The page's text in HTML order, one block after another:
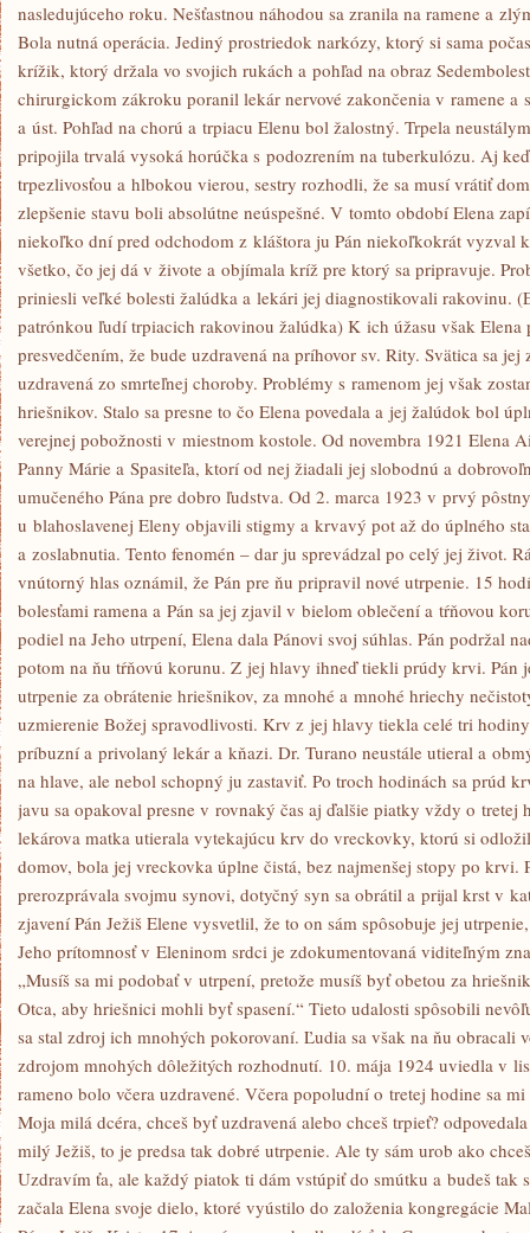
nasledujúceho roku. Nešťastnou náhodou sa zranila na ramene a
Bola nutná operácia. Jediný prostriedok narkózy, ktorý si sama
krížik, ktorý držala vo svojich rukách a pohľad na obraz
chirurgickom zákroku poranil lekár nervové zakončenia v ramene
a úst. Pohľad na chorú a trpiacu Elenu bol žalostný. Trpela
pripojila trvalá vysoká horúčka s podozrením na tuberkulózu. Aj
trpezlivosťou a hlbokou vierou, sestry rozhodli, že sa musí vrátiť
zlepšenie stavu boli absolútne neúspešné. V tomto období Elena
niekoľko dní pred odchodom z kláštora ju Pán niekoľkokrát vyzval
všetko, čo jej dá v živote a objímala kríž pre ktorý sa pripravuje.
priniesli veľké bolesti žalúdka a lekári jej diagnostikovali rakovinu.
patrónkou ľudí trpiacich rakovinou žalúdka) K ich úžasu však Elena
presvedčením, že bude uzdravená na príhovor sv. Rity. Svätica sa
uzdravená zo smrteľnej choroby. Problémy s ramenom jej však
hriešnikov. Stalo sa presne to čo Elena povedala a jej žalúdok bol
verejnej pobožnosti v miestnom kostole. Od novembra 1921 Elena
Panny Márie a Spasiteľa, ktorí od nej žiadali jej slobodnú a
umučeného Pána pre dobro ľudstva. Od 2. marca 1923 v prvý
u blahoslavenej Eleny objavili stigmy a krvavý pot až do úplného
a zoslabnutia. Tento fenomén – dar ju sprevádzal po celý jej život.
vnútorný hlas oznámil, že Pán pre ňu pripravil nové utrpenie. 15
bolesťami ramena a Pán sa jej zjavil v bielom oblečení a tŕňovou
podiel na Jeho utrpení, Elena dala Pánovi svoj súhlas. Pán podržal
potom na ňu tŕňovú korunu. Z jej hlavy ihneď tiekli prúdy krvi. Pán
utrpenie za obrátenie hriešnikov, za mnohé a mnohé hriechy
uzmierenie Božej spravodlivosti. Krv z jej hlavy tiekla celé tri
príbuzní a privolaný lekár a kňazi. Dr. Turano neustále utieral a
na hlave, ale nebol schopný ju zastaviť. Po troch hodinách sa prúd
javu sa opakoval presne v rovnaký čas aj ďalšie piatky vždy o
lekárova matka utierala vytekajúcu krv do vreckovky, ktorú si
domov, bola jej vreckovka úplne čistá, bez najmenšej stopy po krvi.
prerozprávala svojmu synovi, dotyčný syn sa obrátil a prijal krst v
zjavení Pán Ježiš Elene vysvetlil, že to on sám spôsobuje jej
Jeho prítomnosť v Eleninom srdci je zdokumentovaná viditeľným
„Musíš sa mi podobať v utrpení, pretože musíš byť obetou za
Otca, aby hriešnici mohli byť spasení.“ Tieto udalosti spôsobili
sa stal zdroj ich mnohých pokorovaní. Ľudia sa však na ňu obracali
zdrojom mnohých dôležitých rozhodnutí. 10. mája 1924 uviedla v
rameno bolo včera uzdravené. Včera popoludní o tretej hodine sa
Moja milá dcéra, chceš byť uzdravená alebo chceš trpieť?
milý Ježiš, to je predsa tak dobré utrpenie. Ale ty sám urob ako
Uzdravím ťa, ale každý piatok ti dám vstúpiť do smútku a budeš tak
začala Elena svoje dielo, ktoré vyústilo do založenia kongregácie